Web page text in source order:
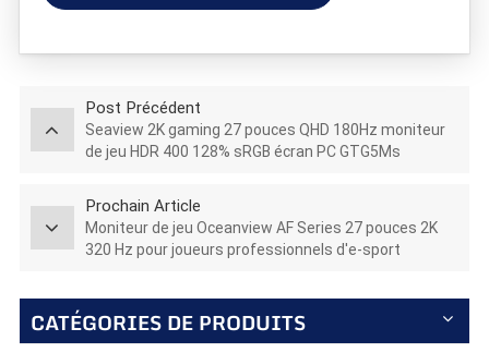
Post Précédent
Seaview 2K gaming 27 pouces QHD 180Hz moniteur
de jeu HDR 400 128% sRGB écran PC GTG5Ms
Prochain Article
Moniteur de jeu Oceanview AF Series 27 pouces 2K
320 Hz pour joueurs professionnels d'e-sport
CATÉGORIES DE PRODUITS